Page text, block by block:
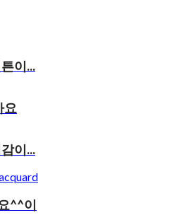
이...
요
이...
^^이